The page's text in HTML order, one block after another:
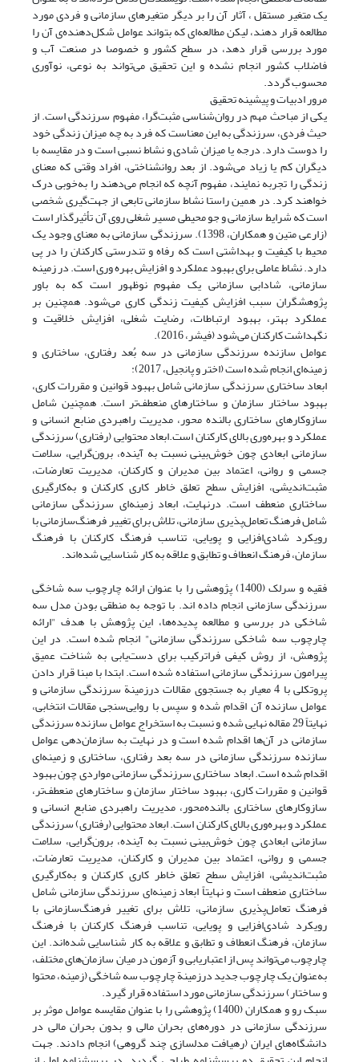
یک متغیر مستقل ، آثار آن را بر دیگر متغیرهای سازمانی و فردی مورد
مطالعه قرار دهند، لیکن مطالعه‌ای که بتواند عوامل شکل‌دهنده‌ی آن را
مورد بررسی قرار دهد، در سطح کشور و خصوصا در صنعت آب و
فاضلاب کشور انجام نشده و این تحقیق می‌تواند به نوعی، نوآوری
محسوب گردد.
مرور ادبیات و پیشینه تحقیق
یکی از مباحث مهم در روان‌شناسی مثبت‌گرا، مفهوم سرزندگی است. از
حیث فردی، سرزندگی به این معناست که فرد به چه میزان زندگی خود
را دوست دارد. درجه یا میزان شادی و نشاط نسبی است و در مقایسه با
دیگران کم یا زیاد می‌شود. از بعد روانشناختی، افراد وقتی که معنای
زندگی را تجربه نمایند، مفهوم آنچه که انجام می‌دهند را به‌خوبی درک
خواهند کرد. در همین راستا نشاط سازمانی تابعی از جهت‌گیری شخصی
است که شرایط سازمانی و جو محیطی مسیر شغلی روی آن تأثیرگذار است
(زارعی متین و همکاران، 1398). سرزندگی سازمانی به معنای وجود یک
محیط با کیفیت و بهداشتی است که رفاه و تندرستی کارکنان را در پی
دارد. نشاط عاملی برای بهبود عملکرد و افزایش بهره‌ وری است. در زمینه
سازمانی، شادابی سازمانی یک مفهوم نوظهور است که به باور
پژوهشگران سبب افزایش کیفیت زندگی کاری می‌شود. همچنین بر
عملکرد بهتر، بهبود ارتباطات، رضایت شغلی، افزایش خلاقیت و
نگهداشت کارکنان می‌شود (فیشر، 2016).
عوامل سازنده سرزندگی سازمانی در سه بُعد رفتاری، ساختاری و
زمینه‌ای انجام شده است (اختر و پانجیل، 2017):
ابعاد ساختاری سرزندگی سازمانی شامل بهبود قوانین و مقررات کاری،
بهبود ساختار سازمان و ساختارهای منعطف‌تر است. همچنین شامل
سازوکارهای ساختاری بالنده‌ محور، مدیریت راهبردی منابع انسانی و
عملکرد و بهره‌وری بالای کارکنان است.ابعاد محتوایی (رفتاری) سرزندگی
سازمانی ابعادی چون خوش‌بینی نسبت به آینده، برون‌گرایی، سلامت
جسمی و روانی، اعتماد بین مدیران و کارکنان، مدیریت تعارضات،
مثبت‌اندیشی، افزایش سطح تعلق ‌خاطر کاری کارکنان و به‌کارگیری
ساختاری منعطف است. درنهایت، ابعاد زمینه‌ای سرزندگی سازمانی
شامل فرهنگ تعامل‌پذیری سازمانی، تلاش برای تغییر فرهنگ‌سازمانی با
رویکرد شادی‌افزایی و پویایی، تناسب فرهنگ کارکنان با فرهنگ
سازمان، فرهنگ انعطاف و تطابق و علاقه به کار شناسایی شده‌اند.
فقیه و سرلک (1400) پژوهشی را با عنوان ارائه چارچوب سه شاخگی
سرزندگی سازمانی انجام داده اند. با توجه به منطقی بودن مدل سه
شاخکی در بررسی و مطالعه پدیده‌ها، این پژوهش با هدف "ارائه
چارچوب سه شاخکی سرزندگی سازمانی" انجام شده است. در این
پژوهش، از روش کیفی فراترکیب برای دست‌یابی به شناخت عمیق
پیرامون سرزندگی سازمانی استفاده شده است. ابتدا با مبنا قرار دادن
پروتکلی با 4 معیار به جستجوی مقالات درزمینة سرزندگی سازمانی و
عوامل سازنده آن اقدام شده و سپس با روایی‌سنجی مقالات انتخابی،
نهایتاً 29 مقاله نهایی شده و نسبت به استخراج عوامل سازنده سرزندگی
سازمانی در آن‌ها اقدام شده است و در نهایت به سازمان‌دهی عوامل
سازنده سرزندگی سازمانی در سه بعد رفتاری، ساختاری و زمینه‌ای
اقدام شده است. ابعاد ساختاری سرزندگی سازمانی مواردی چون بهبود
قوانین و مقررات کاری، بهبود ساختار سازمان و ساختارهای منعطف‌تر،
سازوکارهای ساختاری بالنده‌محور، مدیریت راهبردی منابع انسانی و
عملکرد و بهره‌وری بالای کارکنان است. ابعاد محتوایی (رفتاری) سرزندگی
سازمانی ابعادی چون خوش‌بینی نسبت به آینده، برون‌گرایی، سلامت
جسمی و روانی، اعتماد بین مدیران و کارکنان، مدیریت تعارضات،
مثبت‌اندیشی، افزایش سطح تعلق ‌خاطر کاری کارکنان و به‌کارگیری
ساختاری منعطف است و نهایتاً ابعاد زمینه‌ای سرزندگی سازمانی شامل
فرهنگ تعامل‌پذیری سازمانی، تلاش برای تغییر فرهنگ‌سازمانی با
رویکرد شادی‌افزایی و پویایی، تناسب فرهنگ کارکنان با فرهنگ
سازمان، فرهنگ انعطاف و تطابق و علاقه به کار شناسایی شده‌اند. این
چارچوب می‌تواند پس از اعتباریابی و آزمون در میان سازمان‌های مختلف،
به‌عنوان یک چارچوب جدید درزمینة چارچوب سه شاخگی (زمینه، محتوا
و ساختار) سرزندگی سازمانی مورد استفاده قرار گیرد.
سبک رو و همکاران (1400) پژوهشی را با عنوان مقایسه عوامل موثر بر
سرزندگی سازمانی در دوره‌های بحران مالی و بدون بحران مالی در
دانشگاه‌های ایران (رهیافت مدلسازی چند گروهی) انجام دادند. جهت